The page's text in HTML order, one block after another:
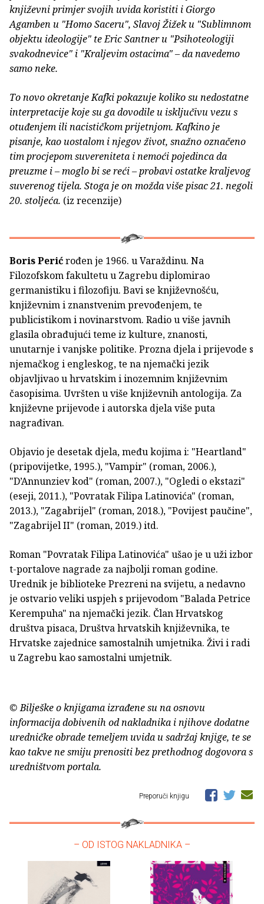
književni primjer svojih uvida koristiti i Giorgo
Agamben u "Homo Saceru", Slavoj Žižek u "Sublimnom
objektu ideologije" te Eric Santner u "Psihoteologiji
svakodnevice" i "Kraljevim ostacima" – da navedemo
samo neke.
To novo okretanje Kafki pokazuje koliko su nedostatne
interpretacije koje su ga dovodile u isključivu vezu s
otuđenjem ili nacističkom prijetnjom. Kafkino je
pisanje, kao uostalom i njegov život, snažno označeno
tim procjepom suvereniteta i nemoći pojedinca da
preuzme i – moglo bi se reći – probavi ostatke kraljevog
suverenog tijela. Stoga je on možda više pisac 21. negoli
20. stoljeća. (iz recenzije)
Boris Perićrođen je 1966. u Varaždinu. Na
Filozofskom fakultetu u Zagrebu diplomirao
germanistiku i filozofiju. Bavi se književnošću,
književnim i znanstvenim prevođenjem, te
publicistikom i novinarstvom. Radio u više javnih
glasila obrađujući teme iz kulture, znanosti,
unutarnje i vanjske politike. Prozna djela i prijevode s
njemačkog i engleskog, te na njemački jezik
objavljivao u hrvatskim i inozemnim književnim
časopisima. Uvršten u više književnih antologija. Za
književne prijevode i autorska djela više puta
nagrađivan.
Objavio je desetak djela, među kojima i: "Heartland"
(pripovijetke, 1995.), "Vampir" (roman, 2006.),
"D’Annunziev kod" (roman, 2007.), "Ogledi o ekstazi"
(eseji, 2011.), "Povratak Filipa Latinovića" (roman,
2013.), "Zagabrijel" (roman, 2018.), "Povijest paučine",
"Zagabrijel II" (roman, 2019.) itd.
Roman "Povratak Filipa Latinovića" ušao je u uži izbor
t-portalove nagrade za najbolji roman godine.
Urednik je biblioteke Prezreni na svijetu, a nedavno
je ostvario veliki uspjeh s prijevodom "Balada Petrice
Kerempuha" na njemački jezik. Član Hrvatskog
društva pisaca, Društva hrvatskih književnika, te
Hrvatske zajednice samostalnih umjetnika. Živi i radi
u Zagrebu kao samostalni umjetnik.
© Bilješke o knjigama izrađene su na osnovu
informacija dobivenih od nakladnika i njihove dodatne
uredničke obrade temeljem uvida u sadržaj knjige, te se
kao takve ne smiju prenositi bez prethodnog dogovora s
uredništvom portala.
Preporuči knjigu
– OD ISTOG NAKLADNIKA –